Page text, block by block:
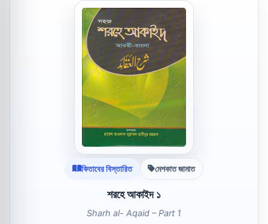
কিতাবের বিস্তারিত মেশকাত জামাত
শরহে আকাইদ ১
Sharh al- Aqaid – Part 1